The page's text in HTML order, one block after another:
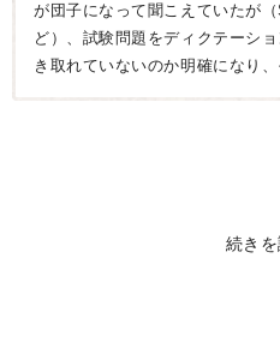
が団子になって聞こえていたが
ど）、試験問題をディクテーシ
き取れていないのか明確になり
ることで、リスニング音声の細
続き